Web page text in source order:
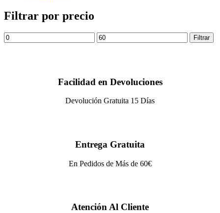
Filtrar por precio
Filtrar
Facilidad en Devoluciones
Devolución Gratuita 15 Días
Entrega Gratuita
En Pedidos de Más de 60€
Atención Al Cliente